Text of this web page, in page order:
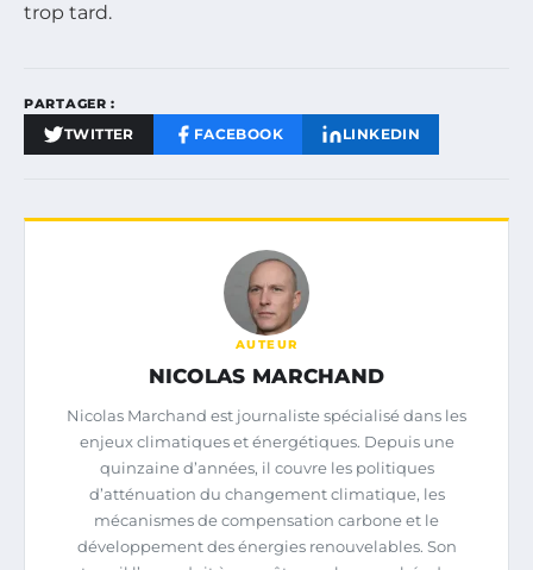
trop tard.
PARTAGER :
TWITTER FACEBOOK LINKEDIN
AUTEUR
NICOLAS MARCHAND
Nicolas Marchand est journaliste spécialisé dans les
enjeux climatiques et énergétiques. Depuis une
quinzaine d’années, il couvre les politiques
d’atténuation du changement climatique, les
mécanismes de compensation carbone et le
développement des énergies renouvelables. Son